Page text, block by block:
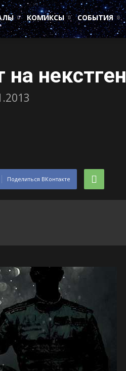
КОМИКСЫ СОБЫТИЯ
некстген
Поделиться ВКонтакте